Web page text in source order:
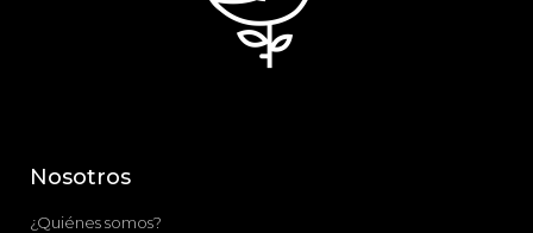
Nosotros
¿Quiénes somos?